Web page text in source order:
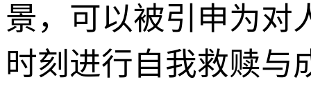
景，可以被引申为对
时刻进行自我救赎与